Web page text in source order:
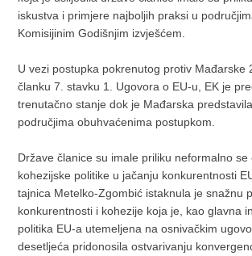
iskustva i primjere najboljih praksi u
Komisijinim Godišnjim izvješćem.
U vezi postupka pokrenutog protiv Mađarske
članku 7. stavku 1. Ugovora o EU-u, EK je
trenutačno stanje dok je Mađarska
područjima obuhvaćenima postupkom.
Države članice su imale priliku neformalno se
kohezijske politike u jačanju konkurentnosti
tajnica Metelko-Zgombić istaknula je snažnu
konkurentnosti i kohezije koja je, kao glavna
politika EU-a utemeljena na osnivačkim
desetljeća pridonosila ostvarivanju